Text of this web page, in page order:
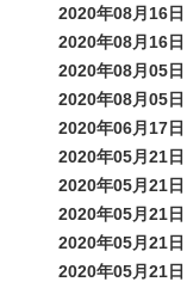
2020年08月16日
2020年08月16日
2020年08月05日
2020年08月05日
2020年06月17日
2020年05月21日
2020年05月21日
2020年05月21日
2020年05月21日
2020年05月21日